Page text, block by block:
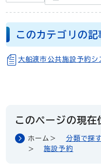
このカテゴリの記
大船渡市公共施設予約シ
このページの現在
ホーム 分類で探す
施設予約